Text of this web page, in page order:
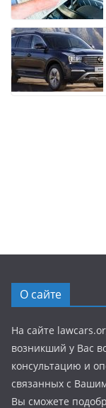
О сайте
На сайте
возникший у Вас
консультацию и
связанных с
Вы сможете